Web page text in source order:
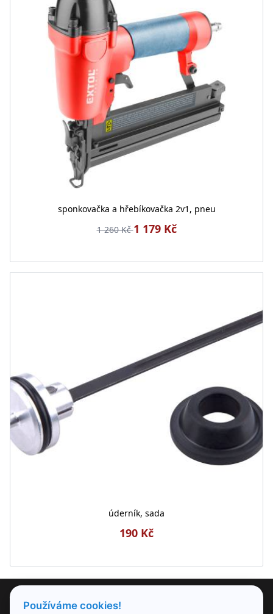
sponkovačka a hřebíkovačka 2v1, pneu
1 260 Kč1 179 Kč
úderník, sada
190 Kč
PRODUKTY
Používáme cookies!